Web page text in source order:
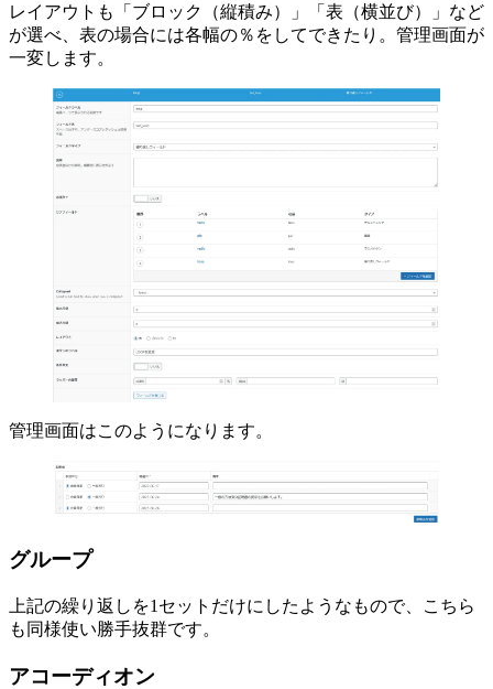
レイアウトも「ブロック（縦積み）」「表（横並び）」など
が選べ、表の場合には各幅の％をしてできたり。管理画面が
一変します。
管理画面はこのようになります。
グループ
上記の繰り返しを1セットだけにしたようなもので、こちら
も同様使い勝手抜群です。
アコーディオン